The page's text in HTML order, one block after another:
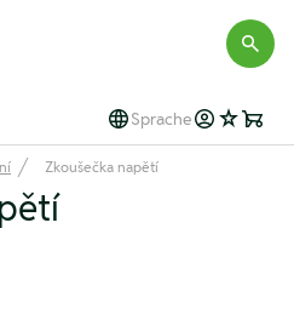
Sprache
Zkoušečka napětí